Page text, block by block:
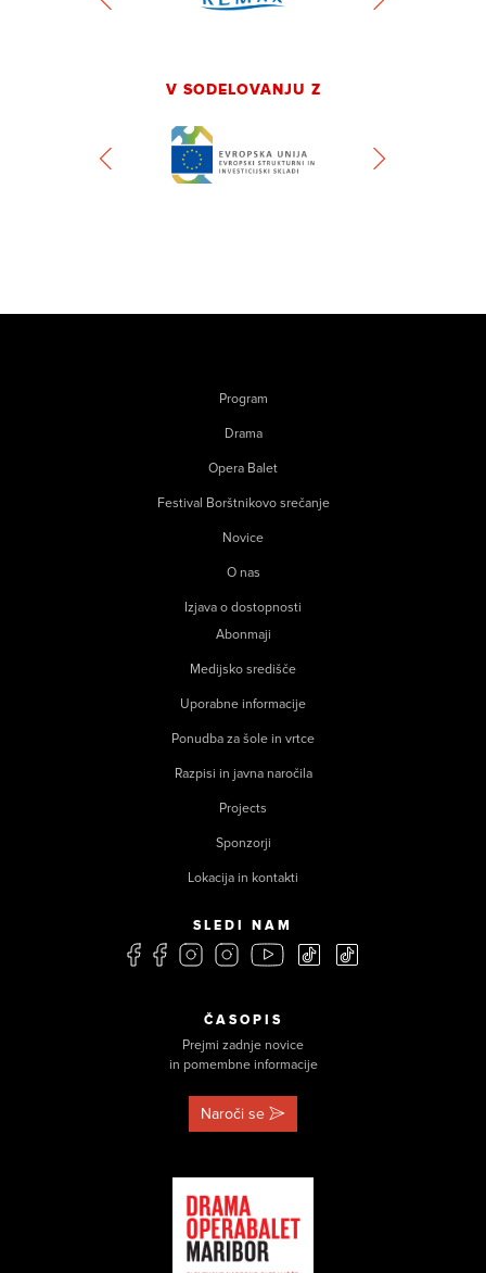
V SODELOVANJU Z
Program
Drama
Opera Balet
Festival Borštnikovo srečanje
Novice
O nas
Izjava o dostopnosti
Abonmaji
Medijsko središče
Uporabne informacije
Ponudba za šole in vrtce
Razpisi in javna naročila
Projects
Sponzorji
Lokacija in kontakti
SLEDI NAM
ČASOPIS
Prejmi zadnje novice
in pomembne informacije
Naroči se